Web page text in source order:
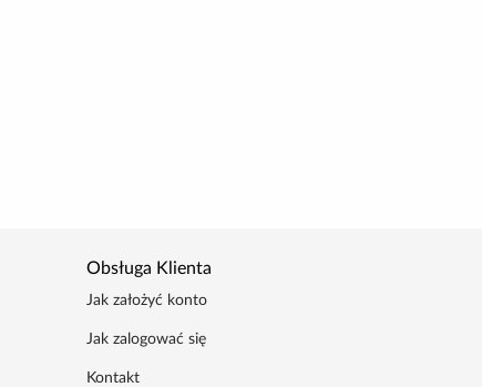
Obsługa Klienta
Jak założyć konto
Jak zalogować się
Kontakt